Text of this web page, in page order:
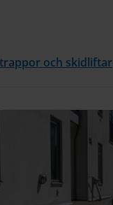
och skidliftar